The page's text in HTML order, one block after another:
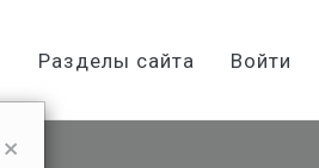
Разделы сайта Войти
×